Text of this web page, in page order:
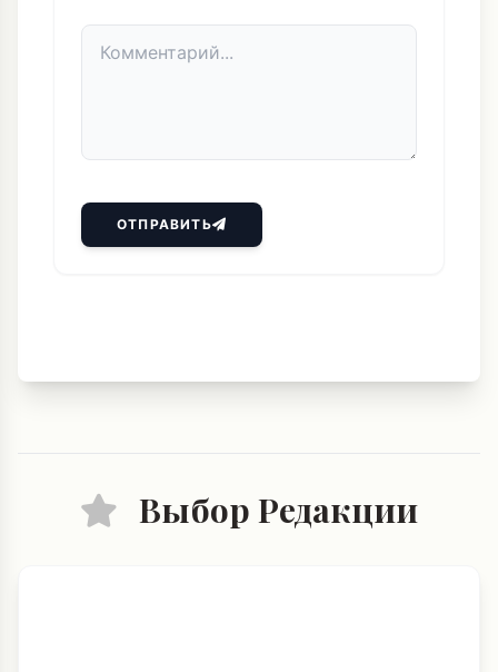
ОТПРАВИТЬ
Выбор Редакции